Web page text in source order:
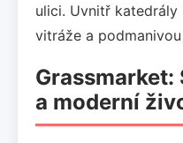
ulici. Uvnitř
vitráže a
a moderní